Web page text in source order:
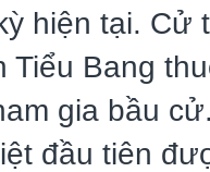
hiện tại. Cử
Tiểu Bang
gia bầu
đầu tiên